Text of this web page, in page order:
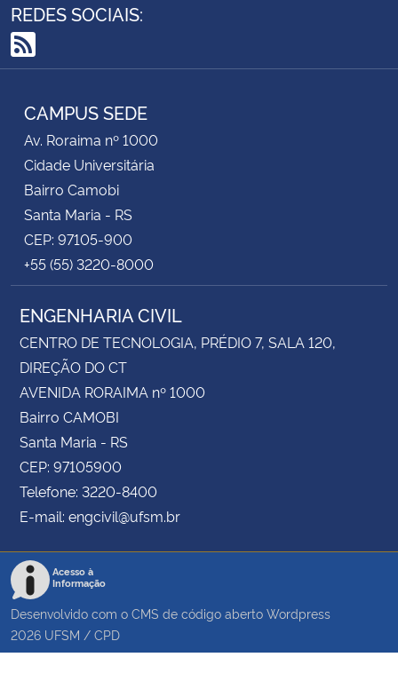
REDES SOCIAIS:
RSS
CAMPUS SEDE
Av. Roraima nº 1000
Cidade Universitária
Bairro Camobi
Santa Maria - RS
CEP: 97105-900
+55 (55) 3220-8000
ENGENHARIA CIVIL
CENTRO DE TECNOLOGIA, PRÉDIO 7, SALA 120,
DIREÇÃO DO CT
AVENIDA RORAIMA nº 1000
Bairro CAMOBI
Santa Maria - RS
CEP: 97105900
Telefone: 3220-8400
E-mail: engcivil@ufsm.br
Acesso à
Informação
Desenvolvido com o CMS de código aberto Wordpress
2026 UFSM / CPD